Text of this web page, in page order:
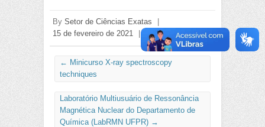
By Setor de Ciências Exatas
|
15 de fevereiro de 2021
| Institucional |
← Minicurso X-ray spectroscopy
techniques
Laboratório Multiusuário de Ressonância
Magnética Nuclear do Departamento de
Química (LabRMN UFPR) →